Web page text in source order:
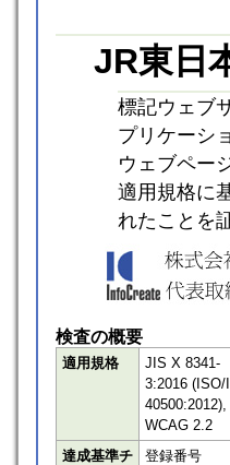
JR東日
標記ウェブ
プリケーシ
ウェブペー
適用規格に
れたことを
検査の概要
適用規格
JIS X 8341-
3:2016 (ISO/
40500:2012),
WCAG 2.2
達成基準チ
登録番号